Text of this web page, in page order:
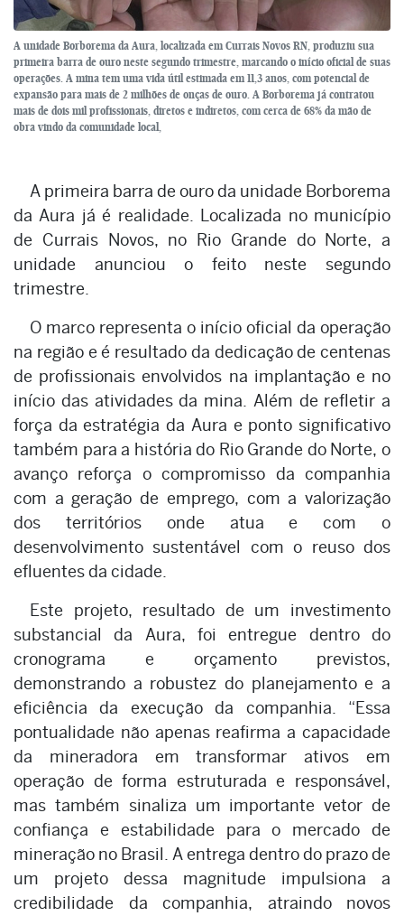
A unidade Borborema da Aura, localizada em Currais Novos RN, produziu sua
primeira barra de ouro neste segundo trimestre, marcando o início oficial de suas
operações. A mina tem uma vida útil estimada em 11,3 anos, com potencial de
expansão para mais de 2 milhões de onças de ouro. A Borborema já contratou
mais de dois mil profissionais, diretos e indiretos, com cerca de 68% da mão de
obra vindo da comunidade local,
A primeira barra de ouro da unidade Borborema
da Aura já é realidade. Localizada no município
de Currais Novos, no Rio Grande do Norte, a
unidade anunciou o feito neste segundo
trimestre.
O marco representa o início oficial da operação
na região e é resultado da dedicação de centenas
de profissionais envolvidos na implantação e no
início das atividades da mina. Além de refletir a
força da estratégia da Aura e ponto significativo
também para a história do Rio Grande do Norte, o
avanço reforça o compromisso da companhia
com a geração de emprego, com a valorização
dos territórios onde atua e com o
desenvolvimento sustentável com o reuso dos
efluentes da cidade.
Este projeto, resultado de um investimento
substancial da Aura, foi entregue dentro do
cronograma e orçamento previstos,
demonstrando a robustez do planejamento e a
eficiência da execução da companhia. “Essa
pontualidade não apenas reafirma a capacidade
da mineradora em transformar ativos em
operação de forma estruturada e responsável,
mas também sinaliza um importante vetor de
confiança e estabilidade para o mercado de
mineração no Brasil. A entrega dentro do prazo de
um projeto dessa magnitude impulsiona a
credibilidade da companhia, atraindo novos